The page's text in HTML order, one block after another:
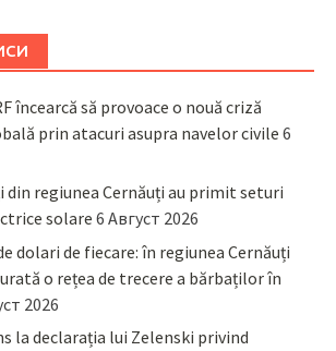
încearcă să provoace o nouă criză
prin atacuri asupra navelor civile 6
regiunea Cernăuți au primit seturi
solare 6 Август 2026
dolari de fiecare: în regiunea Cernăuți
o rețea de trecere a bărbaților în
2026
la declarația lui Zelenski privind